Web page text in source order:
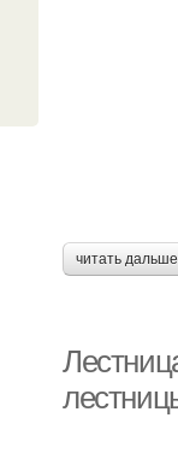
читать